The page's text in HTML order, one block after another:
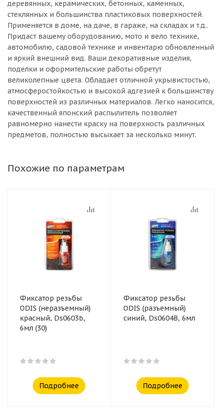
деревянных, керамических, бетонных, каменных,
стеклянных и большинства пластиковых поверхностей.
Применяется в доме, на даче, в гараже, на складах и т.д..
Придаст вашему оборудованию, мото и вело технике,
автомобилю, садовой технике и инвентарю обновленный
и яркий внешний вид. Ваши декоративные изделия,
поделки и оформительские работы обретут
великолепные цвета. Обладает отличной укрывистостью,
атмосферостойкостью и высокой адгезией к большинству
поверхностей из различных материалов. Легко наносится,
качественный японский распылитель позволяет
равномерно нанести краску на поверхность различных
предметов, полностью высыхает за несколько минут.
Похожие по параметрам
Фиксатор резьбы
ODIS (неразъемный)
красный, Ds0603b,
6мл (30)
Подробнее
Фиксатор резьбы
ODIS (разъемный)
синий, Ds0604B, 6мл
Подробнее